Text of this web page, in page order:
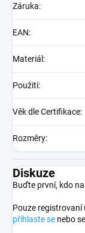
Záruka:
EAN:
Materiál :
Použití:
Věk dle Certifikace:
Rozměry:
Diskuze
Buďte první, kdo
Pouze registrovaní
přihlaste se nebo se